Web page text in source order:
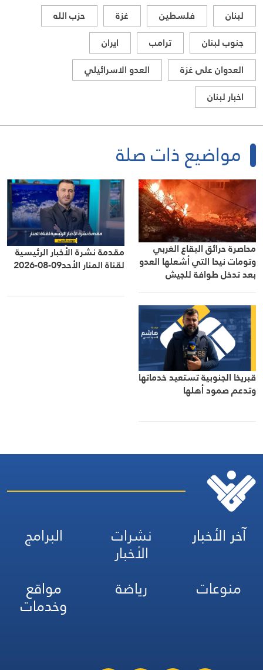
لبنان فلسطين غزة
حزب الله
جنوب لبنان
ترامب
ايران
العدوان على غزة
العدو الاسرائيلي
اخبار لبنان
مواضيع ذات صلة
محاصرة حرائق البقاع الغربي
وتومات نيحا التي أشعلها العدو
بعد تدخل طوافة للجيش
مقدمة نشرة الأخبار الرئيسية
لقناة المنار الأحد09-08-2026
قبريخا الجنوبية تستعيد خدماتها
وتدعم صمود أهلها
آخر الأخبار نشرات
الأخبار
البرامج
منوعات
رياضة مواقع
وخدمات